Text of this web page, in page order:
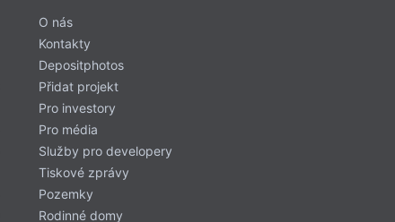
O nás
Kontakty
Depositphotos
Přidat projekt
Pro investory
Pro média
Služby pro developery
Tiskové zprávy
Pozemky
Rodinné domy